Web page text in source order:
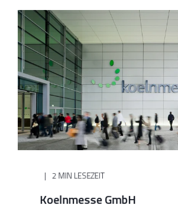
2 MIN LESEZEIT
Koelnmesse GmbH